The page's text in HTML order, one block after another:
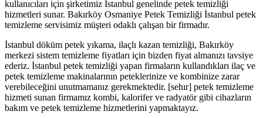
kullanıcıları için şirketimiz İstanbul genelinde petek temizliği
hizmetleri sunar. Bakırköy Osmaniye Petek Temizliği İstanbul petek
temizleme servisimiz müşteri odaklı çalışan bir firmadır.
İstanbul döküm petek yıkama, ilaçlı kazan temizliği, Bakırköy
merkezi sistem temizleme fiyatları için bizden fiyat almanızı tavsiye
ederiz. İstanbul petek temizliği yapan firmaların kullandıkları ilaç ve
petek temizleme makinalarının peteklerinize ve kombinize zarar
verebileceğini unutmamanız gerekmektedir. [sehır] petek temizleme
hizmeti sunan firmamız kombi, kalorifer ve radyatör gibi cihazların
bakım ve petek temizleme hizmetlerini yapmaktayız.